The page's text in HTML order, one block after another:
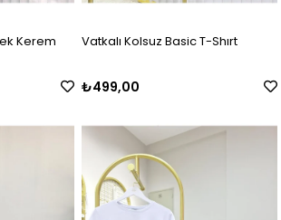
Kerem Vatkalı Kolsuz Basic T-Shırt
₺499,00